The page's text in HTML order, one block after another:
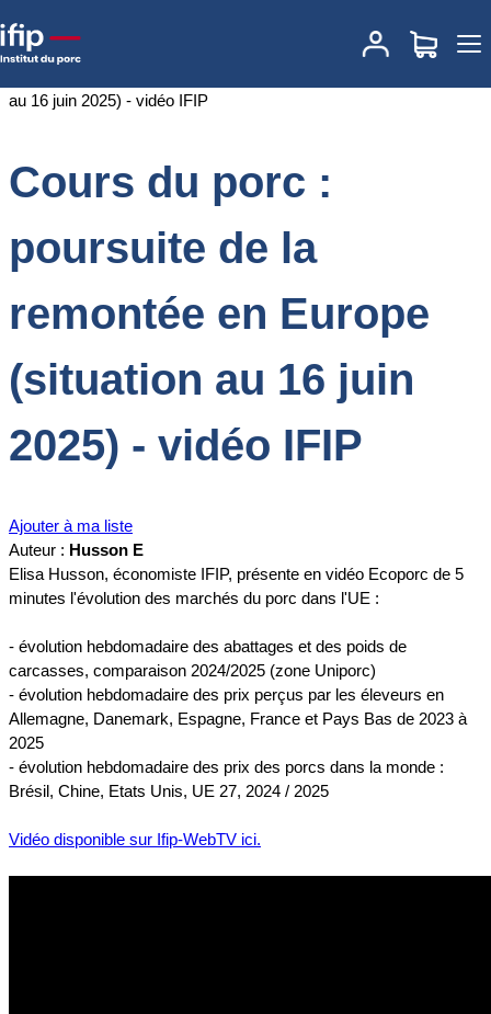
Accueil
Cours du porc : poursuite de la remontée
en Europe (situation au 16 juin 2025) - vidéo IFIP
Cours du porc :
poursuite de la
remontée en Europe
(situation au 16 juin
2025) - vidéo IFIP
Ajouter à ma liste
Auteur : Husson E
Elisa Husson, économiste IFIP, présente en vidéo Ecoporc de 5
minutes l'évolution des marchés du porc dans l'UE :
- évolution hebdomadaire des abattages et des poids de
carcasses, comparaison 2024/2025 (zone Uniporc)
- évolution hebdomadaire des prix perçus par les éleveurs en
Allemagne, Danemark, Espagne, France et Pays Bas de 2023 à
2025
- évolution hebdomadaire des prix des porcs dans la monde :
Brésil, Chine, Etats Unis, UE 27, 2024 / 2025
Vidéo disponible sur Ifip-WebTV ici.